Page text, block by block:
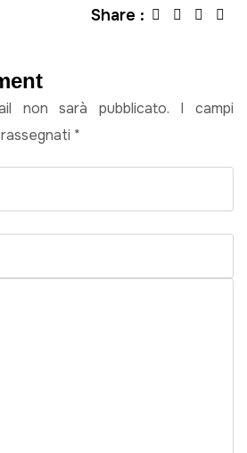
Share :
non sarà pubblicato.
I campi
*